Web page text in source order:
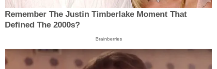
Remember The Justin Timberlake Moment That
Defined The 2000s?
Brainberries